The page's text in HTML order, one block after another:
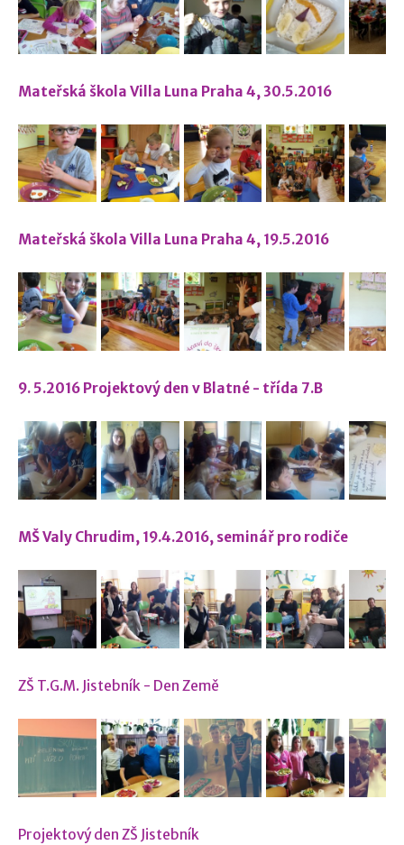
Mateřská škola Villa Luna Praha 4, 30.5.2016
Mateřská škola Villa Luna Praha 4, 19.5.2016
9. 5.2016 Projektový den v Blatné - třída 7.B
MŠ Valy Chrudim, 19.4.2016, seminář pro rodiče
ZŠ T.G.M. Jistebník - Den Země
Projektový den ZŠ Jistebník